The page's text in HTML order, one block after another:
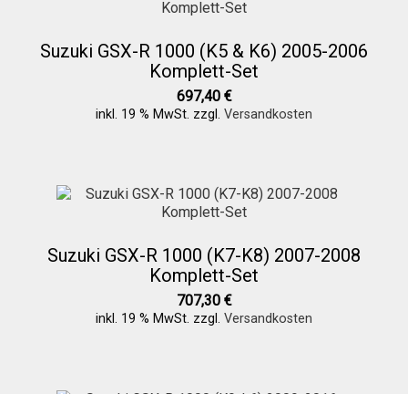
Test Startseite
Suzuki GSX-R 1000 (K5 & K6) 2005-2006
Komplett-Set
697,40 €
inkl. 19 % MwSt. zzgl. Versandkosten
Suzuki GSX-R 1000 (K7-K8) 2007-2008
Komplett-Set
707,30 €
inkl. 19 % MwSt. zzgl. Versandkosten